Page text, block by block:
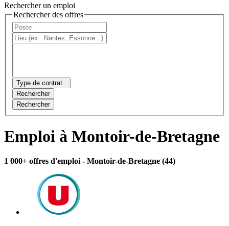
Rechercher un emploi
Rechercher des offres
Type de contrat
Rechercher
Rechercher
Emploi à Montoir-de-Bretagne
1 000+ offres d'emploi - Montoir-de-Bretagne (44)